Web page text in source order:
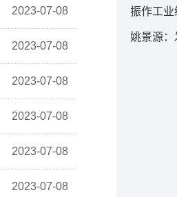
2023-07-08
2023-07-08
2023-07-08
2023-07-08
2023-07-08
2023-07-08